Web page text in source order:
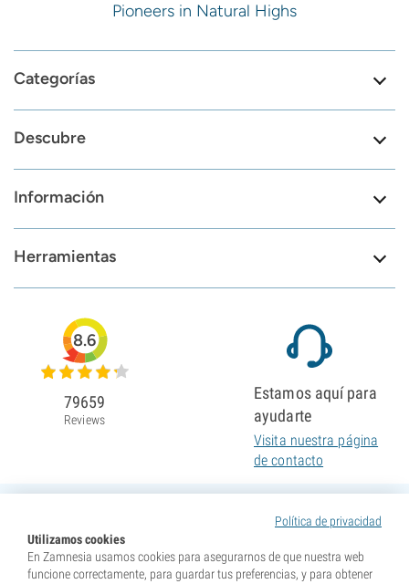
Pioneers in Natural Highs
Categorías
Descubre
Información
Herramientas
Política de privacidad
Utilizamos cookies
En Zamnesia usamos cookies para asegurarnos de que nuestra web
funcione correctamente, para guardar tus preferencias, y para obtener
8.6
79659
Reviews
Estamos aquí para
ayudarte
Visita nuestra página
de contacto